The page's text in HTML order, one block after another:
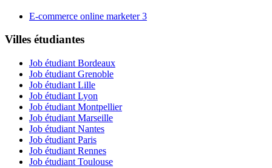
E-commerce online marketer 3
Villes étudiantes
Job étudiant Bordeaux
Job étudiant Grenoble
Job étudiant Lille
Job étudiant Lyon
Job étudiant Montpellier
Job étudiant Marseille
Job étudiant Nantes
Job étudiant Paris
Job étudiant Rennes
Job étudiant Toulouse